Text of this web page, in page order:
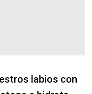
labios con